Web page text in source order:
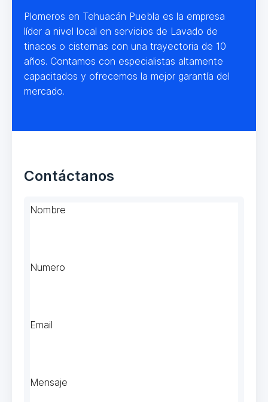
Plomeros en Tehuacán Puebla es la empresa
líder a nivel local en servicios de Lavado de
tinacos o cisternas con una trayectoria de 10
años. Contamos con especialistas altamente
capacitados y ofrecemos la mejor garantía del
mercado.
Contáctanos
Nombre
Numero
Email
Mensaje